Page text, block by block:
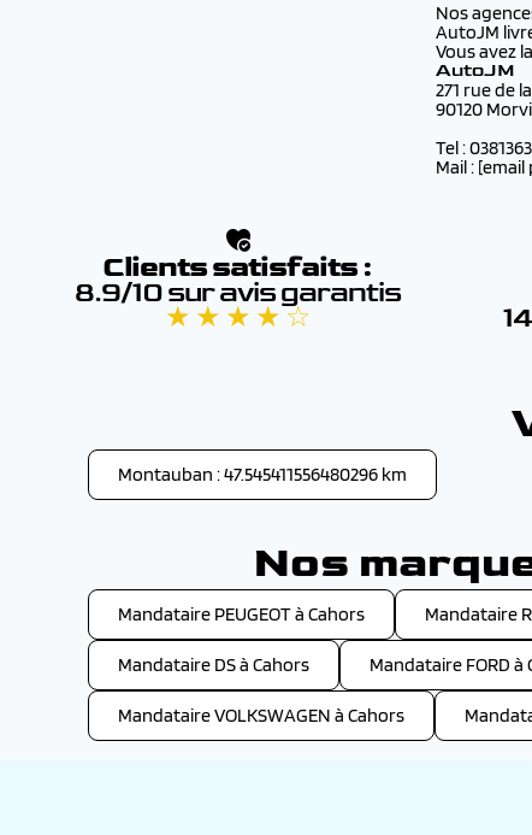
Nos
AutoJM
Vous avez
AutoJM
271 rue de
90120
Tel :
Mail :
Clients satisfaits :
8.9/10 sur avis garantis
★ ★ ★ ★ ☆
Montauban : 47.545411556480296 km
Nos
Mandataire PEUGEOT à Cahors Mandataire
Mandataire DS à Cahors Mandataire FORD à
Mandataire VOLKSWAGEN à Cahors